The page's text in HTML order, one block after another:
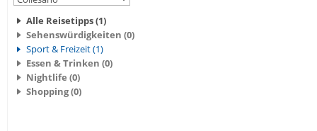
Alle Reisetipps (1)
Sehenswürdigkeiten (0)
Sport & Freizeit (1)
Essen & Trinken (0)
Nightlife (0)
Shopping (0)